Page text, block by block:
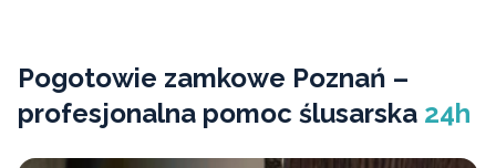
Pogotowie zamkowe Poznań –
profesjonalna pomoc ślusarska 24h